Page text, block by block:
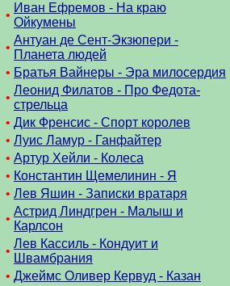
•
Иван Ефремов - На краю
Ойкумены
•
Антуан де Сент-Экзюпери -
Планета людей
• Братья Вайнеры - Эра милосердия
•
Леонид Филатов - Про Федота-
стрельца
• Дик Френсис - Спорт королев
• Луис Ламур - Ганфайтер
• Артур Хейли - Колеса
• Константин Щемелинин - Я
• Лев Яшин - Записки вратаря
•
Астрид Линдгрен - Малыш и
Карлсон
•
Лев Кассиль - Кондуит и
Швамбрания
• Джеймс Оливер Кервуд - Казан